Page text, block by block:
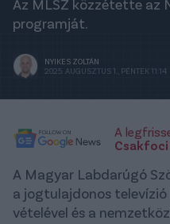
Az MLSZ közzétette az
programját.
NYIKES ZOLTÁN
2025. AUGUSZTUS 1., PÉNTEK 11:14
A
Csakfoci
A Magyar Labdarúgó
a jogtulajdonos televízió
vételével és a